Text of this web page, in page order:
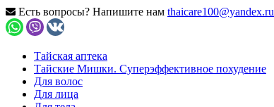
Есть вопросы? Напишите нам thaicare100@yandex.ru
Тайская аптека
Тайские Мишки. Суперэффективное похудение
Для волос
Для лица